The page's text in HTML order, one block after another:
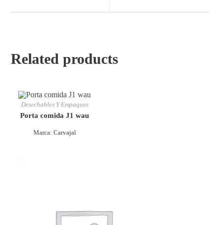
Related products
Marca: Carvajal
Desechables Y Empaques
Porta comida J1 wau